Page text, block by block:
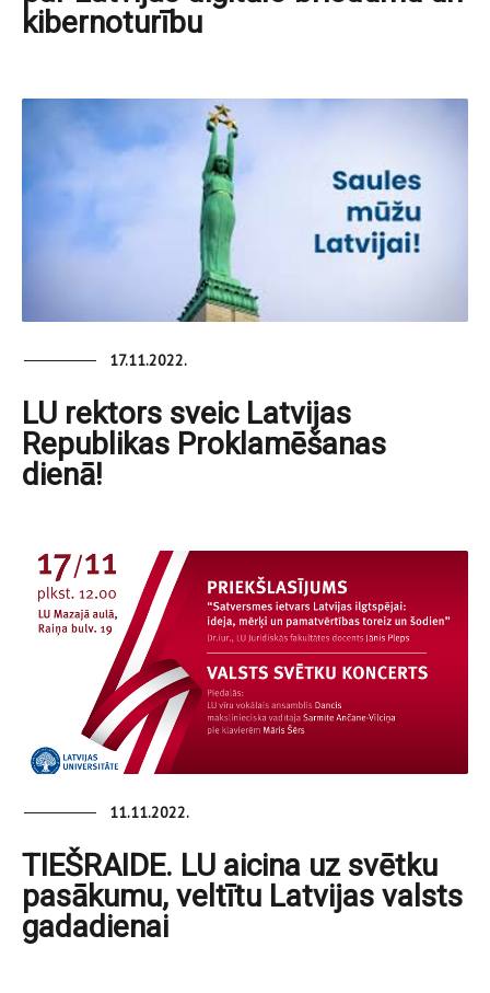
kibernoturību
17.11.2022.
LU rektors sveic Latvijas
Republikas Proklamēšanas
dienā!
11.11.2022.
TIEŠRAIDE. LU aicina uz svētku
pasākumu, veltītu Latvijas valsts
gadadienai